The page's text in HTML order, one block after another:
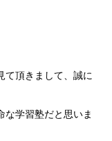
て頂きまして、誠に
な学習塾だと思いま